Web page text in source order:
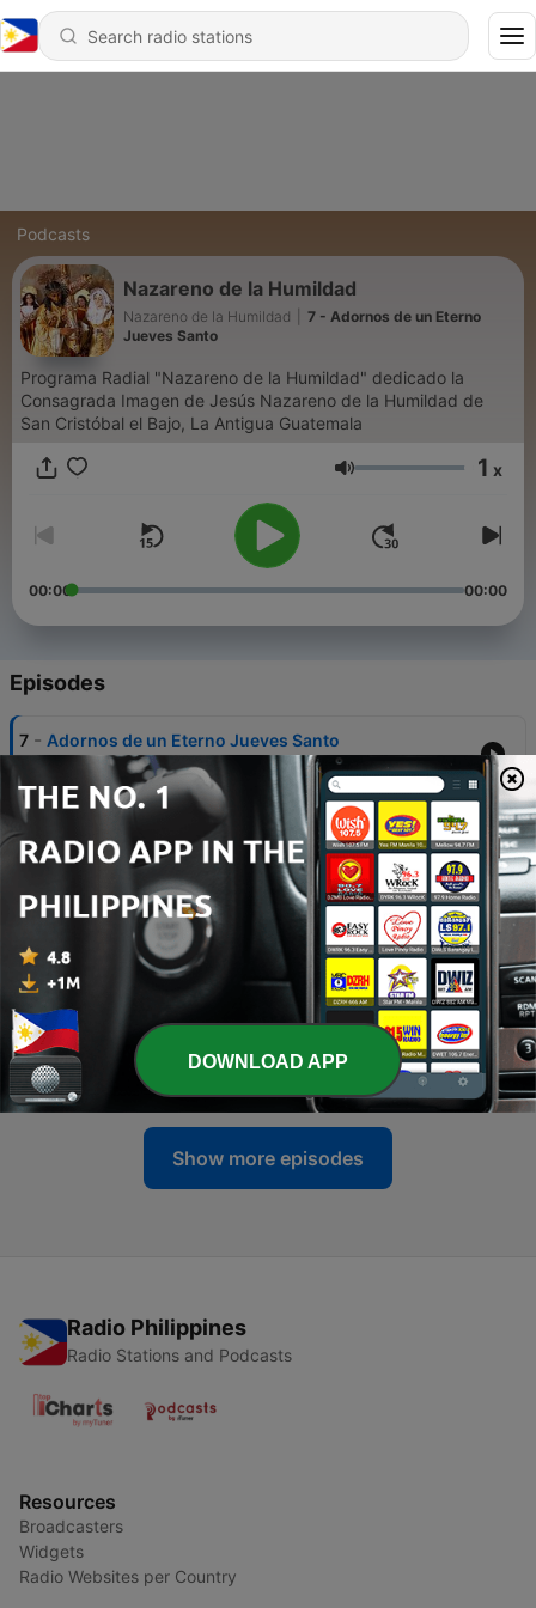
Podcasts
Nazareno de la Humildad
Nazareno de la Humildad
7 - Adornos de un Eterno
Jueves Santo
Programa Radial "Nazareno de la Humildad" dedicado la
Consagrada Imagen de Jesús Nazareno de la Humildad de
San Cristóbal el Bajo, La Antigua Guatemala
Volume 1 x
00:00 00:00
Episodes
7 - Adornos de un Eterno Jueves Santo
06 Oct 2020
6 - La sentencia
23 Sep 2020
5 - Un palacio a los pies de Jesús
15 Sep 2020
4 - Vivencias de un presidente
11 Sep 2020
3 - Crónicas de una Consagración
04 Sep 2020
Show more episodes
Radio Philippines
Radio Stations and Podcasts
Resources
Broadcasters
Widgets
Radio Websites per Country
DOWNLOAD APP